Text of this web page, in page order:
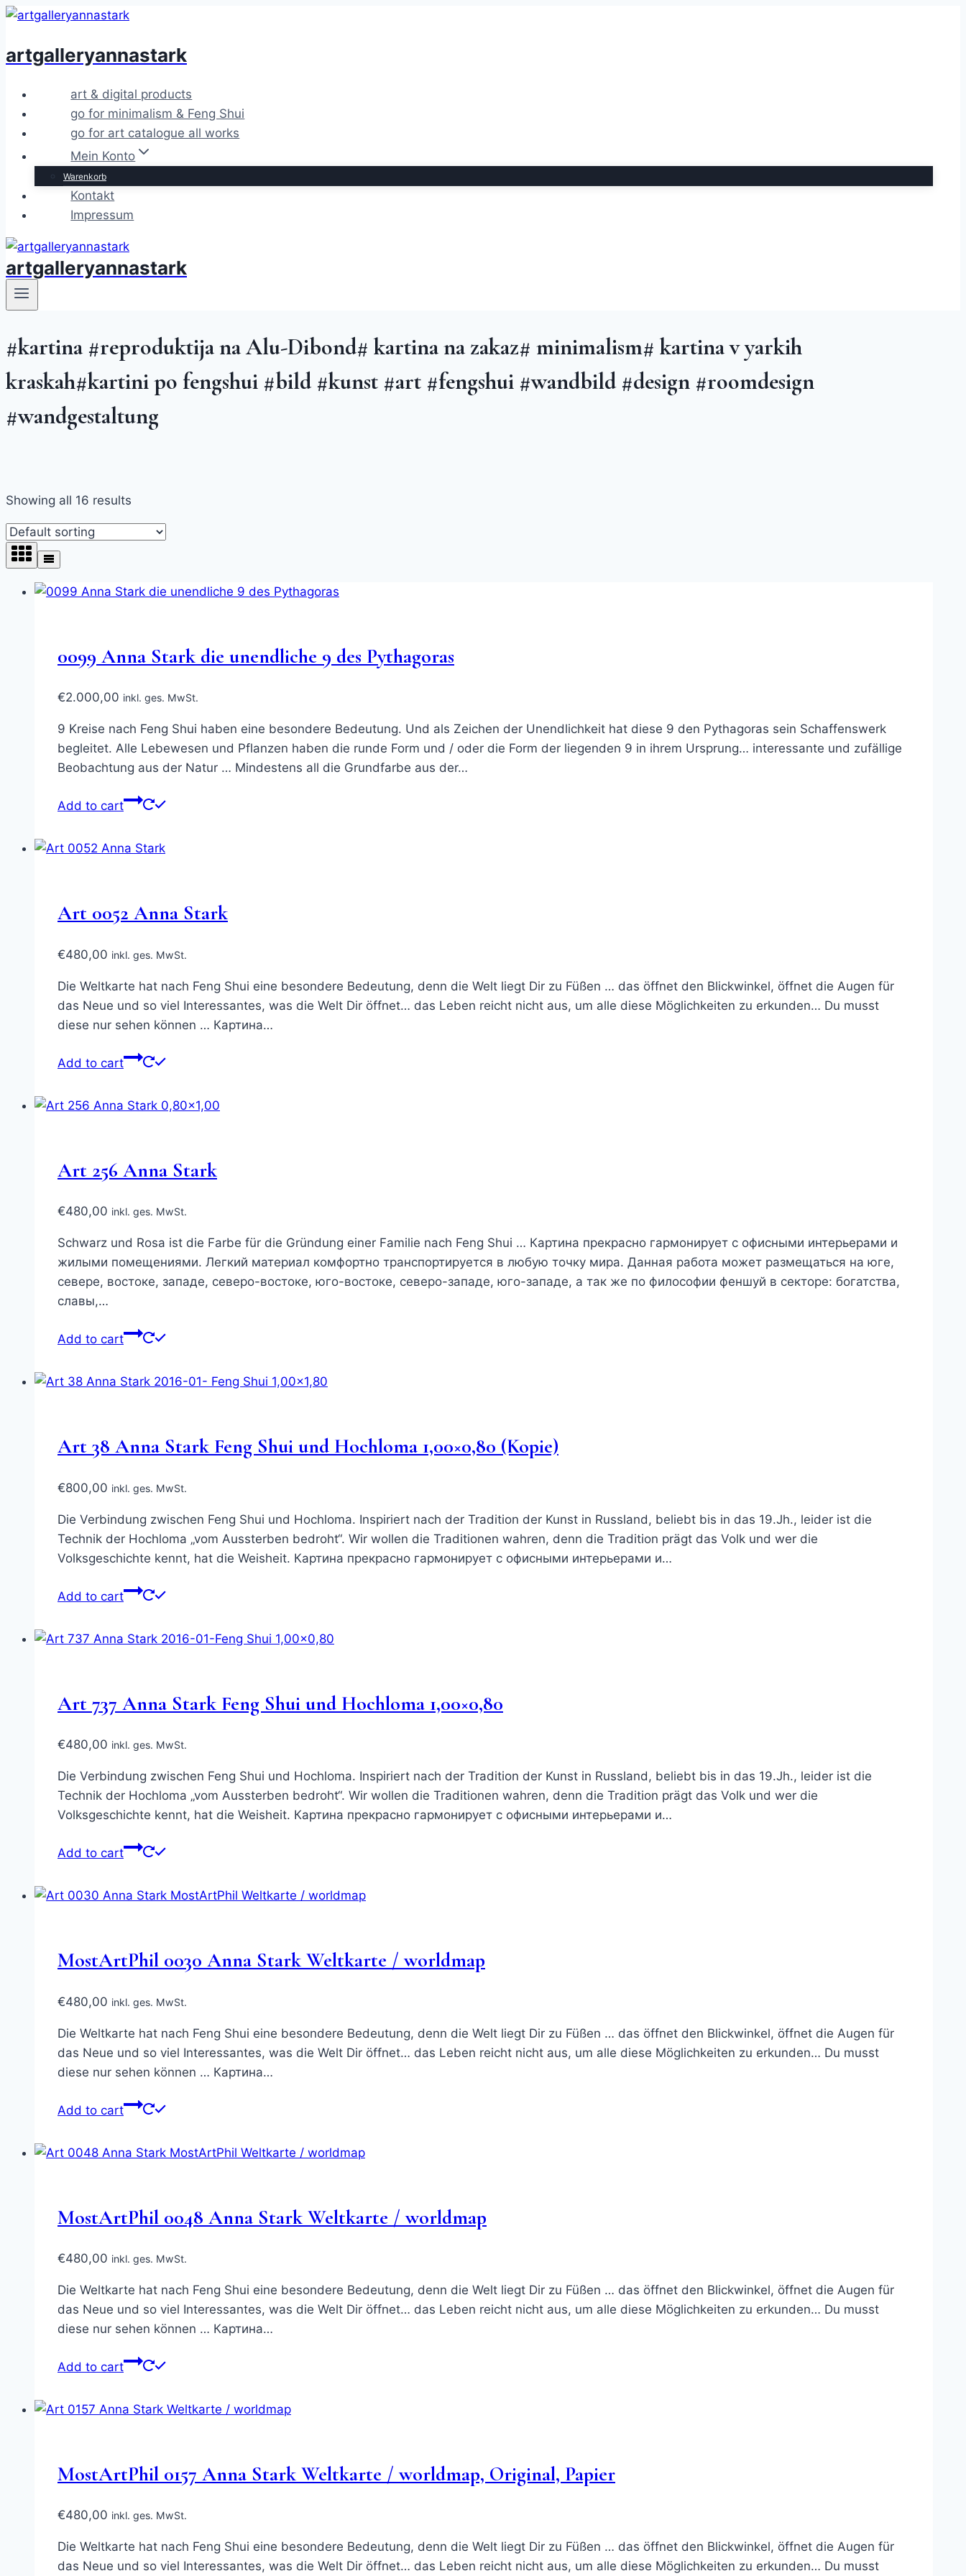
Zum
springen
artgalleryannastark
art & digital products
go for minimalism & Feng Shui
go for art catalogue all works
Mein Konto
Warenkorb
Kontakt
Impressum
artgalleryannastark
#kartina #reproduktija na Alu-Dibond# kartina na zakaz# minimalism# kartina v yarkih
kraskah#kartini po fengshui #bild #kunst #art #fengshui #wandbild #design #roomdesign
#wandgestaltung
Showing all 16 results
0099 Anna Stark die unendliche 9 des Pythagoras
€2.000,00 inkl. ges. MwSt.
9 Kreise nach Feng Shui haben eine besondere Bedeutung. Und als Zeichen der Unendlichkeit hat diese 9 den Pythagoras sein Schaffenswerk
begleitet. Alle Lebewesen und Pflanzen haben die runde Form und / oder die Form der liegenden 9 in ihrem Ursprung… interessante und zufällige
Beobachtung aus der Natur … Mindestens all die Grundfarbe aus der…
Add to cart
Art 0052 Anna Stark
€480,00 inkl. ges. MwSt.
Die Weltkarte hat nach Feng Shui eine besondere Bedeutung, denn die Welt liegt Dir zu Füßen … das öffnet den Blickwinkel, öffnet die Augen für
das Neue und so viel Interessantes, was die Welt Dir öffnet… das Leben reicht nicht aus, um alle diese Möglichkeiten zu erkunden… Du musst
diese nur sehen können … Картина…
Add to cart
Art 256 Anna Stark
€480,00 inkl. ges. MwSt.
Schwarz und Rosa ist die Farbe für die Gründung einer Familie nach Feng Shui … Картина прекрасно гармонирует с офисными интерьерами и
жилыми помещениями. Легкий материал комфортно транспортируется в любую точку мира. Данная работа может размещаться на юге,
севере, востоке, западе, северо-востоке, юго-востоке, северо-западе, юго-западе, а так же по философии феншуй в секторе: богатства,
славы,…
Add to cart
Art 38 Anna Stark Feng Shui und Hochloma 1,00×0,80 (Kopie)
€800,00 inkl. ges. MwSt.
Die Verbindung zwischen Feng Shui und Hochloma. Inspiriert nach der Tradition der Kunst in Russland, beliebt bis in das 19.Jh., leider ist die
Technik der Hochloma „vom Aussterben bedroht“. Wir wollen die Traditionen wahren, denn die Tradition prägt das Volk und wer die
Volksgeschichte kennt, hat die Weisheit. Картина прекрасно гармонирует с офисными интерьерами и…
Add to cart
Art 737 Anna Stark Feng Shui und Hochloma 1,00×0,80
€480,00 inkl. ges. MwSt.
Die Verbindung zwischen Feng Shui und Hochloma. Inspiriert nach der Tradition der Kunst in Russland, beliebt bis in das 19.Jh., leider ist die
Technik der Hochloma „vom Aussterben bedroht“. Wir wollen die Traditionen wahren, denn die Tradition prägt das Volk und wer die
Volksgeschichte kennt, hat die Weisheit. Картина прекрасно гармонирует с офисными интерьерами и…
Add to cart
MostArtPhil 0030 Anna Stark Weltkarte / worldmap
€480,00 inkl. ges. MwSt.
Die Weltkarte hat nach Feng Shui eine besondere Bedeutung, denn die Welt liegt Dir zu Füßen … das öffnet den Blickwinkel, öffnet die Augen für
das Neue und so viel Interessantes, was die Welt Dir öffnet… das Leben reicht nicht aus, um alle diese Möglichkeiten zu erkunden… Du musst
diese nur sehen können … Картина…
Add to cart
MostArtPhil 0048 Anna Stark Weltkarte / worldmap
€480,00 inkl. ges. MwSt.
Die Weltkarte hat nach Feng Shui eine besondere Bedeutung, denn die Welt liegt Dir zu Füßen … das öffnet den Blickwinkel, öffnet die Augen für
das Neue und so viel Interessantes, was die Welt Dir öffnet… das Leben reicht nicht aus, um alle diese Möglichkeiten zu erkunden… Du musst
diese nur sehen können … Картина…
Add to cart
MostArtPhil 0157 Anna Stark Weltkarte / worldmap, Original, Papier
€480,00 inkl. ges. MwSt.
Die Weltkarte hat nach Feng Shui eine besondere Bedeutung, denn die Welt liegt Dir zu Füßen … das öffnet den Blickwinkel, öffnet die Augen für
das Neue und so viel Interessantes, was die Welt Dir öffnet… das Leben reicht nicht aus, um alle diese Möglichkeiten zu erkunden… Du musst